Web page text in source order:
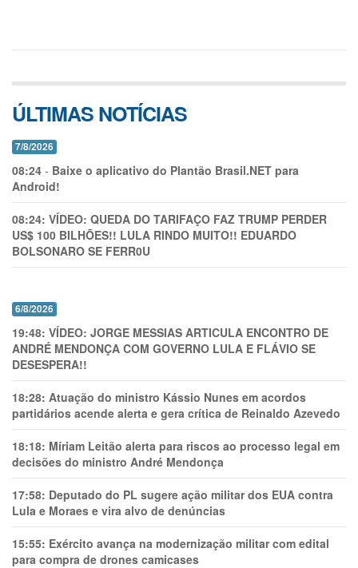
ÚLTIMAS NOTÍCIAS
7/8/2026
08:24 - Baixe o aplicativo do Plantão Brasil.NET para
Android!
08:24: VÍDEO: QUEDA DO TARIFAÇO FAZ TRUMP PERDER
US$ 100 BILHÕES!! LULA RINDO MUITO!! EDUARDO
BOLSONARO SE FERR0U
6/8/2026
19:48: VÍDEO: JORGE MESSIAS ARTICULA ENCONTRO DE
ANDRÉ MENDONÇA COM GOVERNO LULA E FLÁVIO SE
DESESPERA!!
18:28: Atuação do ministro Kássio Nunes em acordos
partidários acende alerta e gera crítica de Reinaldo Azevedo
18:18: Míriam Leitão alerta para riscos ao processo legal em
decisões do ministro André Mendonça
17:58: Deputado do PL sugere ação militar dos EUA contra
Lula e Moraes e vira alvo de denúncias
15:55: Exército avança na modernização militar com edital
para compra de drones camicases